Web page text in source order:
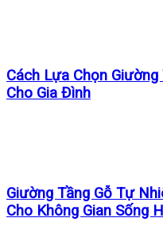
Cách Lựa Chọn
Cho Gia Đình
Giường Tầng Gỗ Tự
Cho Không Gian Sống